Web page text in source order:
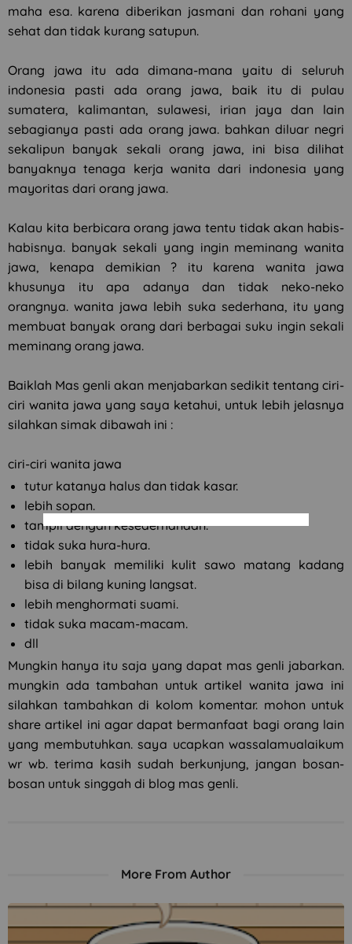
maha esa. karena diberikan jasmani dan rohani yang
sehat dan tidak kurang satupun.
Orang jawa itu ada dimana-mana yaitu di seluruh
indonesia pasti ada orang jawa, baik itu di pulau
sumatera, kalimantan, sulawesi, irian jaya dan lain
sebagianya pasti ada orang jawa. bahkan diluar negri
sekalipun banyak sekali orang jawa, ini bisa dilihat
banyaknya tenaga kerja wanita dari indonesia yang
mayoritas dari orang jawa.
Kalau kita berbicara orang jawa tentu tidak akan habis-
habisnya. banyak sekali yang ingin meminang wanita
jawa, kenapa demikian ? itu karena wanita jawa
khusunya itu apa adanya dan tidak neko-neko
orangnya. wanita jawa lebih suka sederhana, itu yang
membuat banyak orang dari berbagai suku ingin sekali
meminang orang jawa.
Baiklah Mas genli akan menjabarkan sedikit tentang ciri-
ciri wanita jawa yang saya ketahui, untuk lebih jelasnya
silahkan simak dibawah ini :
ciri-ciri wanita jawa
tutur katanya halus dan tidak kasar.
lebih sopan.
tampil dengan kesederhanaan.
tidak suka hura-hura.
lebih banyak memiliki kulit sawo matang kadang
bisa di bilang kuning langsat.
lebih menghormati suami.
tidak suka macam-macam.
dll
Mungkin hanya itu saja yang dapat mas genli jabarkan.
mungkin ada tambahan untuk artikel wanita jawa ini
silahkan tambahkan di kolom komentar. mohon untuk
share artikel ini agar dapat bermanfaat bagi orang lain
yang membutuhkan. saya ucapkan wassalamualaikum
wr wb. terima kasih sudah berkunjung, jangan bosan-
bosan untuk singgah di blog mas genli.
More From Author